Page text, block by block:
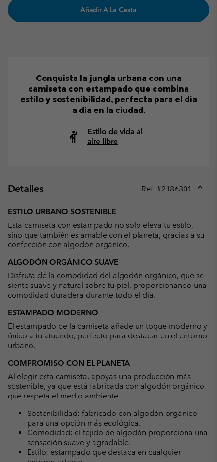
Añadir A La Cesta
Conquista la jungla urbana con una
camiseta con estampado que combina
estilo y sostenibilidad, perfecta para el día
a día en la ciudad.
Estilo de vida al
aire libre
Detalles Ref. #2186301
ESTILO URBANO SOSTENIBLE
Esta camiseta con estampado no solo eleva tu estilo,
sino que también es amable con el planeta, gracias a su
confección con algodón orgánico.
ALGODÓN ORGÁNICO SUAVE
Disfruta de la comodidad del algodón orgánico, que se
siente suave y natural sobre tu piel, proporcionando una
comodidad duradera durante todo el día.
ESTAMPADO MODERNO
El estampado de la camiseta añade un toque moderno y
único a tu atuendo, perfecto para destacar en el entorno
urbano.
COMPROMISO CON EL PLANETA
Al elegir esta camiseta, apoyas una producción más
sostenible, ya que está fabricada con algodón orgánico
que respeta el medio ambiente.
Sostenibilidad: fabricado con algodón orgánico
para una opción más ecológica.
Comodidad: el tejido de algodón proporciona una
sensación suave y agradable.
Estilo: estampado que destaca en cualquier